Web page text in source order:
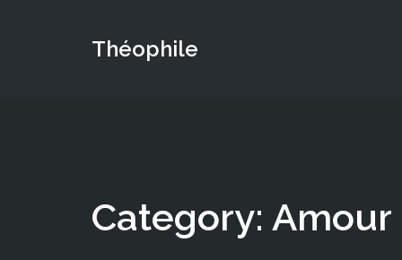
Théophile
Category: Amour